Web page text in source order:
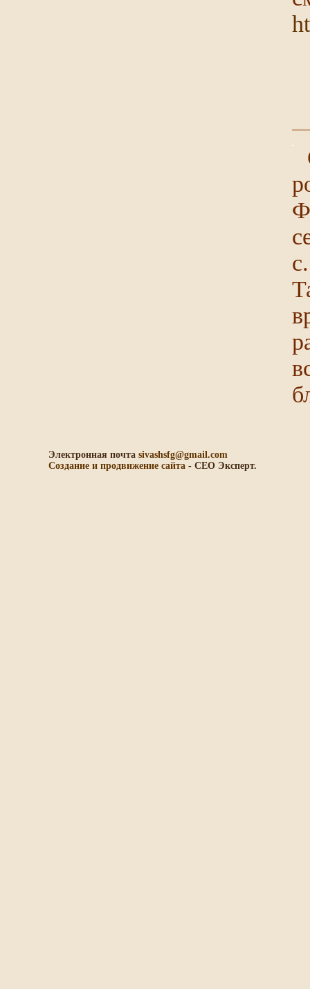
Электронная почта sivashsfg@gmail.com
Создание и продвижение сайта - СЕО Эксперт.